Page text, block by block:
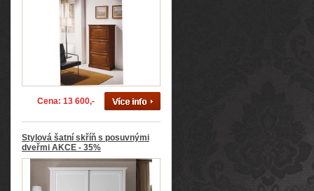
Cena: 13 600,-
Stylová šatní skříň s posuvnými
dveřmi AKCE - 35%